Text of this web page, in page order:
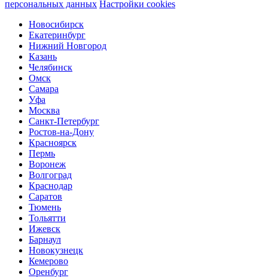
персональных данных Настройки cookies
Новосибирск
Екатеринбург
Нижний Новгород
Казань
Челябинск
Омск
Самара
Уфа
Москва
Санкт-Петербург
Ростов-на-Дону
Красноярск
Пермь
Воронеж
Волгоград
Краснодар
Саратов
Тюмень
Тольятти
Ижевск
Барнаул
Новокузнецк
Кемерово
Оренбург